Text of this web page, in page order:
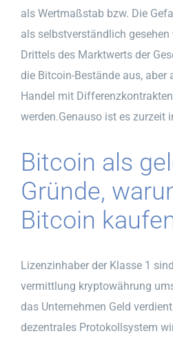
als Wertmaßstab bzw. Die
als selbstverständlich
Drittels des Marktwerts der
die Bitcoin-Bestände aus, aber
Handel mit
werden.Genauso ist es zurzeit
Bitcoin als
Gründe,
Bitcoin
Lizenzinhaber der Klasse 1
vermittlung kryptowährung
das Unternehmen Geld
dezentrales Protokollsystem